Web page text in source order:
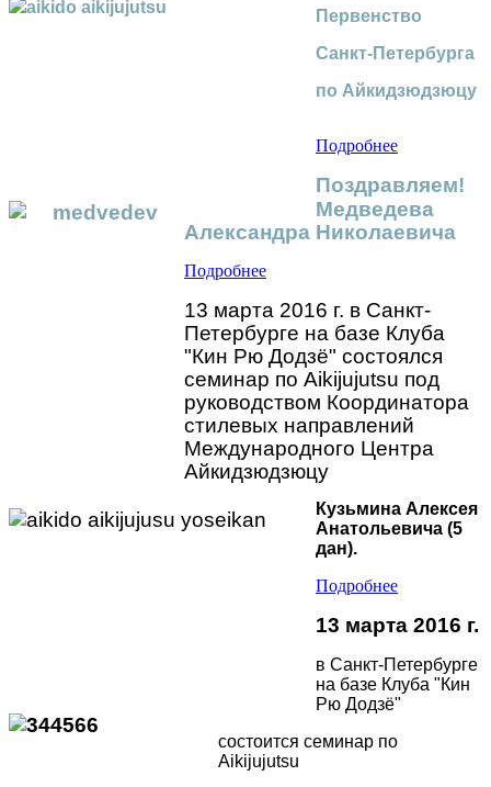
Первенство
Санкт-Петербурга
по Айкидзюдзюцу
Подробнее
Поздравляем!
Медведева
Александра Николаевича
Подробнее
13 марта 2016 г. в Санкт-
Петербурге на базе Клуба
"Кин Рю Додзё" состоялся
семинар по Aikijujutsu под
руководством Координатора
стилевых направлений
Международного Центра
Айкидзюдзюцу
Кузьмина Алексея
Анатольевича (5
дан).
Подробнее
13 марта 2016 г.
в Санкт-Петербурге
на базе Клуба "Кин
Рю Додзё"
состоится семинар по
Aikijujutsu